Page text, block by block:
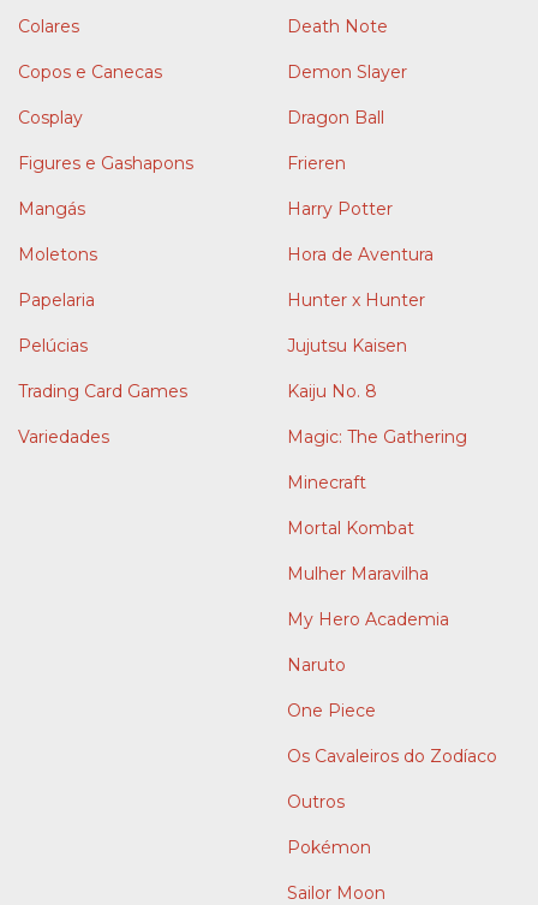
Colares
Copos e Canecas
Cosplay
Figures e Gashapons
Mangás
Moletons
Papelaria
Pelúcias
Trading Card Games
Variedades
Death Note
Demon Slayer
Dragon Ball
Frieren
Harry Potter
Hora de Aventura
Hunter x Hunter
Jujutsu Kaisen
Kaiju No. 8
Magic: The Gathering
Minecraft
Mortal Kombat
Mulher Maravilha
My Hero Academia
Naruto
One Piece
Os Cavaleiros do Zodíaco
Outros
Pokémon
Sailor Moon